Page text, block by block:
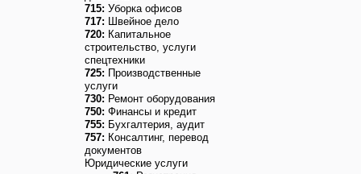
715: Уборка офисов
717: Швейное дело
720: Капитальное
строительство, услуги
спецтехники
725: Производственные
услуги
730: Ремонт оборудования
750: Финансы и кредит
755: Бухгалтерия, аудит
757: Консалтинг, перевод
документов
Юридические услуги